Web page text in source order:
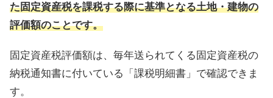
た固定資産税を課税する際に基準となる土地・建物の
評価額のことです。
固定資産税評価額は、毎年送られてくる固定資産税の
納税通知書に付いている「課税明細書」で確認できま
す。